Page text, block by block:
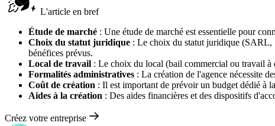
L'article en bref
Étude de marché : Une étude de marché est essentielle pour
Choix du statut juridique : Le choix du statut juridique (SARL,
bénéfices prévus.
Local de travail : Le choix du local (bail commercial ou travail à
Formalités administratives : La création de l'agence nécessite
Coût de création : Il est important de prévoir un budget dédié à
Aides à la création : Des aides financières et des dispositifs
Créez votre entreprise